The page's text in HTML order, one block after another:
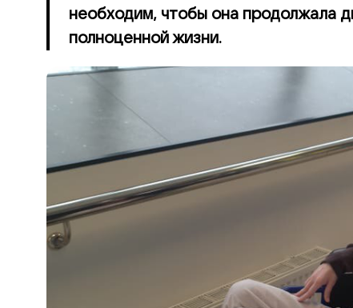
необходим, чтобы она продолжала
полноценной жизни.